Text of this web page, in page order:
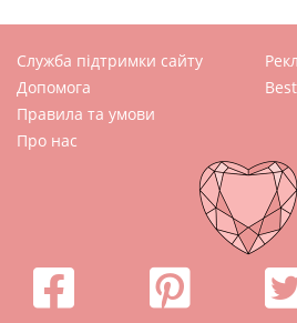
Служба підтримки сайту
Допомога
Правила та умови
Про нас